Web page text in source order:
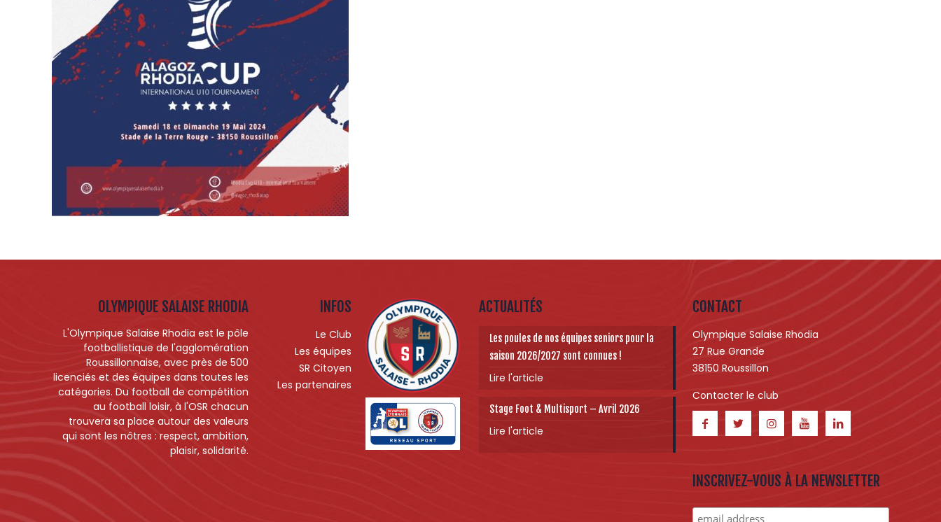
OLYMPIQUE SALAISE RHODIA
L'Olympique Salaise Rhodia est le pôle
footballistique de l'agglomération
Roussillonnaise, avec près de 500
licenciés et des équipes dans toutes les
catégories. Du football de compétition
au football loisir, à l'OSR chacun
trouvera sa place autour des valeurs
qui sont les nôtres : respect, ambition,
plaisir, solidarité.
INFOS
Le Club
Les équipes
SR Citoyen
Les partenaires
ACTUALITÉS
Les poules de nos équipes seniors pour la
saison 2026/2027 sont connues !
Lire l'article
Stage Foot & Multisport – Avril 2026
Lire l'article
CONTACT
Olympique Salaise Rhodia
27 Rue Grande
38150 Roussillon
Contacter le club
INSCRIVEZ-VOUS À LA NEWSLETTER